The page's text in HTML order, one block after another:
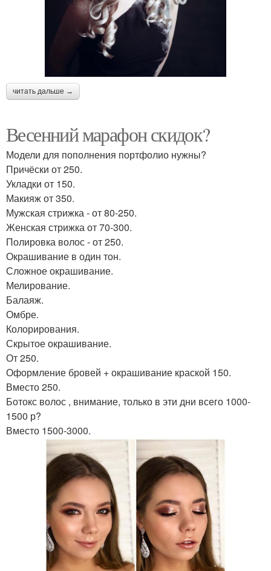
читать дальше →
Весенний марафон скидок?
Модели для пополнения портфолио нужны?
Причёски от 250.
Укладки от 150.
Макияж от 350.
Мужская стрижка - от 80-250.
Женская стрижка от 70-300.
Полировка волос - от 250.
Окрашивание в один тон.
Сложное окрашивание.
Мелирование.
Балаяж.
Омбре.
Колорирования.
Скрытое окрашивание.
От 250.
Оформление бровей + окрашивание краской 150.
Вместо 250.
Ботокс волос , внимание, только в эти дни всего 1000-
1500 р?
Вместо 1500-3000.